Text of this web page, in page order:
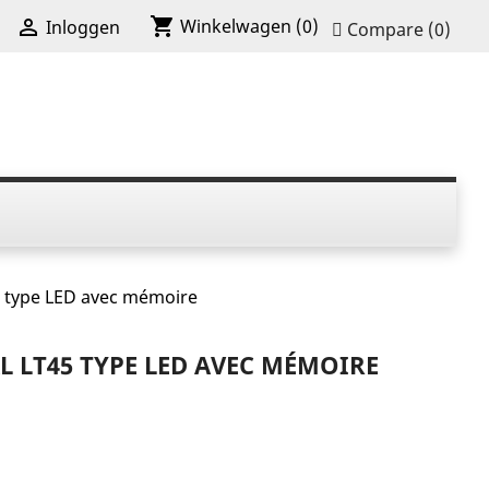
 Inloggen shopping_cart Winkelwagen (0) Compare (0)
LED avec mémoire
LT45 TYPE LED AVEC MÉMOIRE